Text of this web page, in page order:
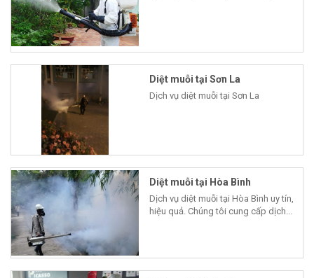
Diệt muỗi tại Sơn La
Dịch vụ diệt muỗi tại Sơn La
Diệt muỗi tại Hòa Bình
Dịch vụ diệt muỗi tại Hòa Bình uy tín,
hiệu quả. Chúng tôi cung cấp dịch...